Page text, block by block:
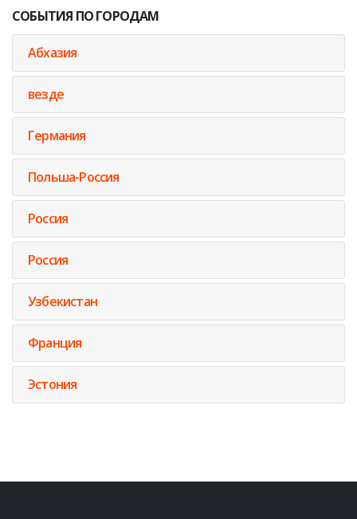
СОБЫТИЯ ПО ГОРОДАМ
Абхазия
везде
Германия
Польша-Россия
Россия
Россия
Узбекистан
Франция
Эстония